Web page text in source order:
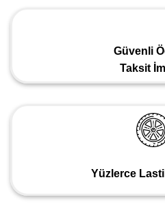
Güvenli
Taksit
Yüzlerce